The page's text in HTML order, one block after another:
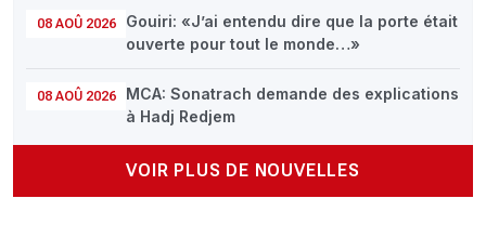
08 AOÛ 2026
Gouiri: «J’ai entendu dire que la porte était
ouverte pour tout le monde…»
08 AOÛ 2026
MCA: Sonatrach demande des explications
à Hadj Redjem
VOIR PLUS DE NOUVELLES